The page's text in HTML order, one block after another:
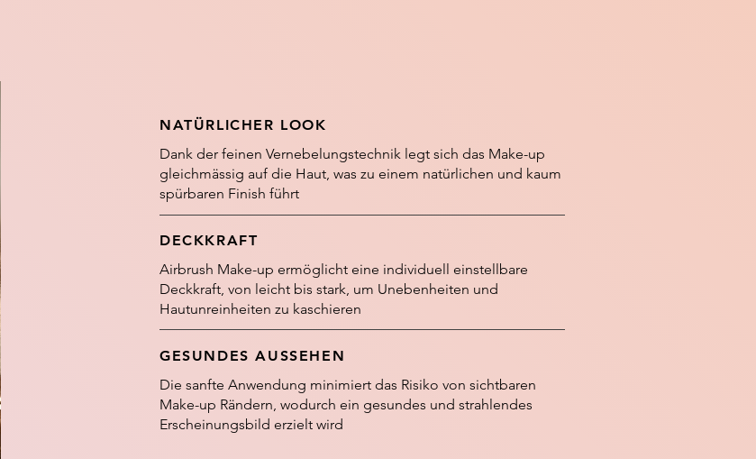
NATÜRLICHER LOOK
Dank der feinen Vernebelungstechnik legt sich das Make-up
gleichmässig auf die Haut, was zu einem natürlichen und kaum
spürbaren Finish führt
DECKKRAFT
Airbrush Make-up ermöglicht eine individuell einstellbare
Deckkraft, von leicht bis stark, um Unebenheiten und
Hautunreinheiten zu kaschieren
GESUNDES AUSSEHEN
Die sanfte Anwendung minimiert das Risiko von sichtbaren
Make-up Rändern, wodurch ein gesundes und strahlendes
Erscheinungsbild erzielt wird